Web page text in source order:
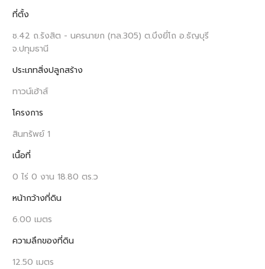
ที่ตั้ง
ซ.42 ถ.รังสิต - นครนายก (ทล.305) ต.บึงยี่โถ อ.ธัญบุรี
จ.ปทุมธานี
ประเภทสิ่งปลูกสร้าง
ทาวน์เฮ้าส์
โครงการ
สินทรัพย์ 1
เนื้อที่
0 ไร่ 0 งาน 18.80 ตร.ว
หน้ากว้างที่ดิน
6.00 เมตร
ความลึกของที่ดิน
12.50 เมตร